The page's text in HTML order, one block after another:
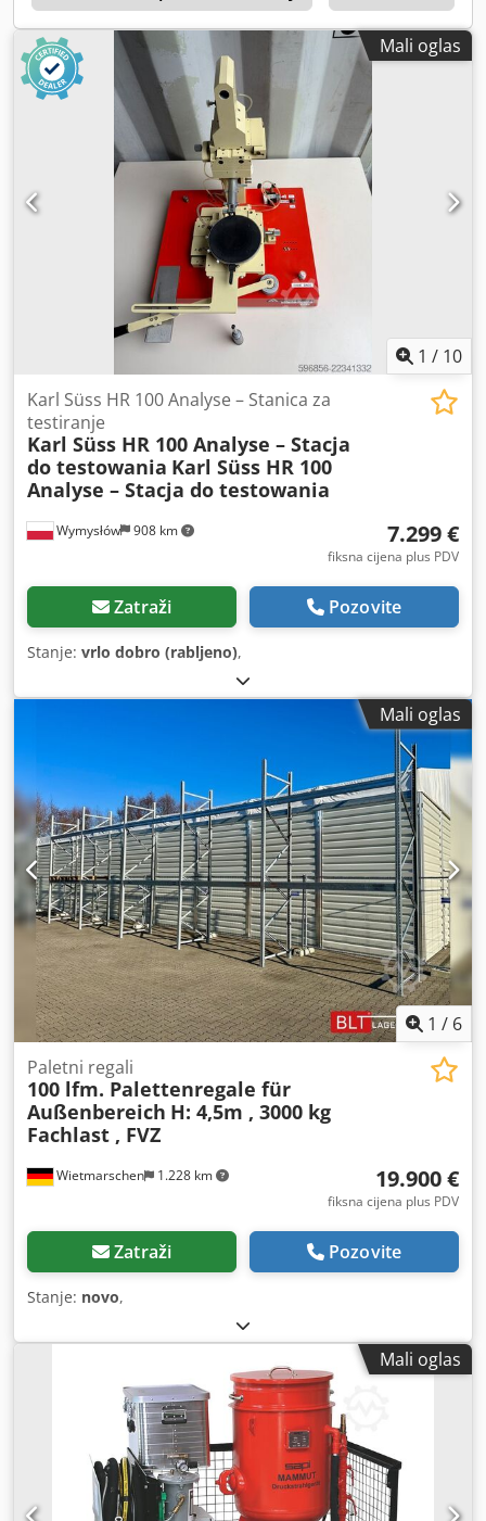
Mali oglas
1 / 10
Wymysłów 908 km
Karl Süss HR 100 Analyse – Stanica za
testiranje
Karl Süss HR 100 Analyse – Stacja
do testowania Karl Süss HR 100
Analyse – Stacja do testowania
7.299 €
fiksna cijena plus PDV
Zatraži Pozovite
Stanje: vrlo dobro (rabljeno),
Mali oglas
1 / 6
Wietmarschen 1.228 km
Paletni regali
100 lfm. Palettenregale für
Außenbereich H: 4,5m , 3000 kg
Fachlast , FVZ
19.900 €
fiksna cijena plus PDV
Zatraži Pozovite
Stanje: novo,
Mali oglas